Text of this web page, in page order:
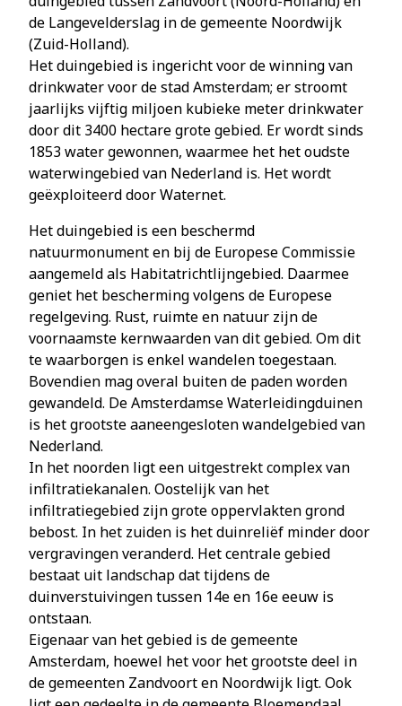
de Langevelderslag in de gemeente Noordwijk
(Zuid-Holland).
Het duingebied is ingericht voor de winning van
drinkwater voor de stad Amsterdam; er stroomt
jaarlijks vijftig miljoen kubieke meter drinkwater
door dit 3400 hectare grote gebied. Er wordt sinds
1853 water gewonnen, waarmee het het oudste
waterwingebied van Nederland is. Het wordt
geëxploiteerd door Waternet.
Het duingebied is een beschermd
natuurmonument en bij de Europese Commissie
aangemeld als Habitatrichtlijngebied. Daarmee
geniet het bescherming volgens de Europese
regelgeving. Rust, ruimte en natuur zijn de
voornaamste kernwaarden van dit gebied. Om dit
te waarborgen is enkel wandelen toegestaan.
Bovendien mag overal buiten de paden worden
gewandeld. De Amsterdamse Waterleidingduinen
is het grootste aaneengesloten wandelgebied van
Nederland.
In het noorden ligt een uitgestrekt complex van
infiltratiekanalen. Oostelijk van het
infiltratiegebied zijn grote oppervlakten grond
bebost. In het zuiden is het duinreliëf minder door
vergravingen veranderd. Het centrale gebied
bestaat uit landschap dat tijdens de
duinverstuivingen tussen 14e en 16e eeuw is
ontstaan.
Eigenaar van het gebied is de gemeente
Amsterdam, hoewel het voor het grootste deel in
de gemeenten Zandvoort en Noordwijk ligt. Ook